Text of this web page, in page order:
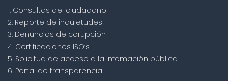
1. Consultas del ciudadano
2. Reporte de inquietudes
3. Denuncias de corupción
4. Certificaciones ISO’s
5. Solicitud de acceso a la infomación pública
6. Portal de transparencia